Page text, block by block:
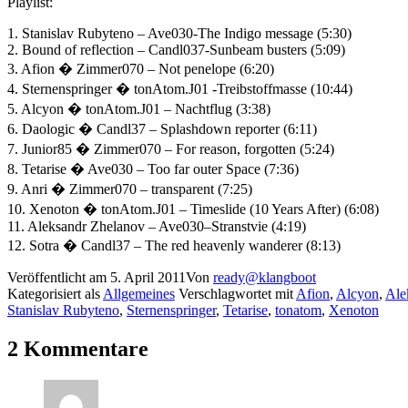
1. Stanislav Rubyteno – Ave030-The Indigo message (5:30)
2. Bound of reflection – Candl037-Sunbeam busters (5:09)
3. Afion � Zimmer070 – Not penelope (6:20)
4. Sternenspringer � tonAtom.J01 -Treibstoffmasse (10:44)
5. Alcyon � tonAtom.J01 – Nachtflug (3:38)
6. Daologic � Candl37 – Splashdown reporter (6:11)
7. Junior85 � Zimmer070 – For reason, forgotten (5:24)
8. Tetarise � Ave030 – Too far outer Space (7:36)
9. Anri � Zimmer070 – transparent (7:25)
10. Xenoton � tonAtom.J01 – Timeslide (10 Years After) (6:08)
11. Aleksandr Zhelanov – Ave030–Stranstvie (4:19)
12. Sotra � Candl37 – The red heavenly wanderer (8:13)
Veröffentlicht am 5. April 2011Von ready@klangboot
Kategorisiert als Allgemeines Verschlagwortet mit Afion, Alcyon,
Stanislav Rubyteno, Sternenspringer, Tetarise, tonatom, Xenoton
2 Kommentare